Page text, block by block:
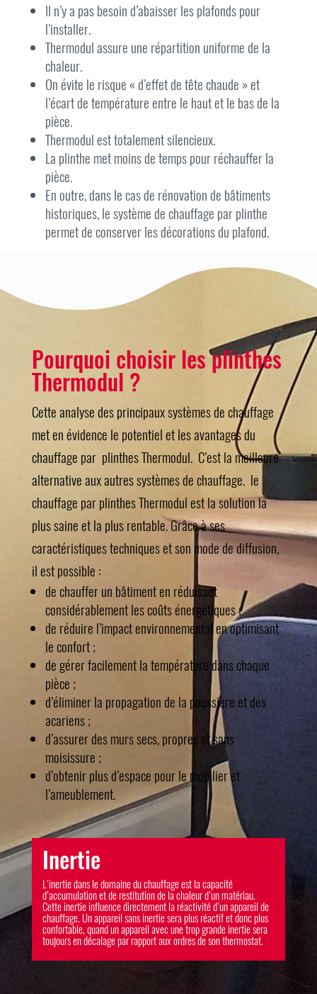
Il n’y a pas besoin d’abaisser les plafonds pour
l’installer.
Thermodul assure une répartition uniforme de la
chaleur.
On évite le risque « d’effet de tête chaude » et
l’écart de température entre le haut et le bas de la
pièce.
Thermodul est totalement silencieux.
La plinthe met moins de temps pour réchauffer la
pièce.
En outre, dans le cas de rénovation de bâtiments
historiques, le système de chauffage par plinthe
permet de conserver les décorations du plafond.
Pourquoi choisir les plinthes
Thermodul ?
Cette analyse des principaux systèmes de chauffage
met en évidence le potentiel et les avantages du
chauffage par plinthes Thermodul. C’est la meilleure
alternative aux autres systèmes de chauffage. le
chauffage par plinthes Thermodul est la solution la
plus saine et la plus rentable. Grâce à ses
caractéristiques techniques et son mode de diffusion,
il est possible :
de chauffer un bâtiment en réduisant
considérablement les coûts énergétiques ;
de réduire l’impact environnemental en optimisant
le confort ;
de gérer facilement la température dans chaque
pièce ;
d’éliminer la propagation de la poussière et des
acariens ;
d’assurer des murs secs, propres et sans
moisissure ;
d’obtenir plus d’espace pour le mobilier et
l’ameublement.
Inertie
L’inertie dans le domaine du chauffage est la capacité
d’accumulation et de restitution de la chaleur d’un matériau.
Cette inertie influence directement la réactivité d’un appareil de
chauffage. Un appareil sans inertie sera plus réactif et donc plus
confortable, quand un appareil avec une trop grande inertie sera
toujours en décalage par rapport aux ordres de son thermostat.